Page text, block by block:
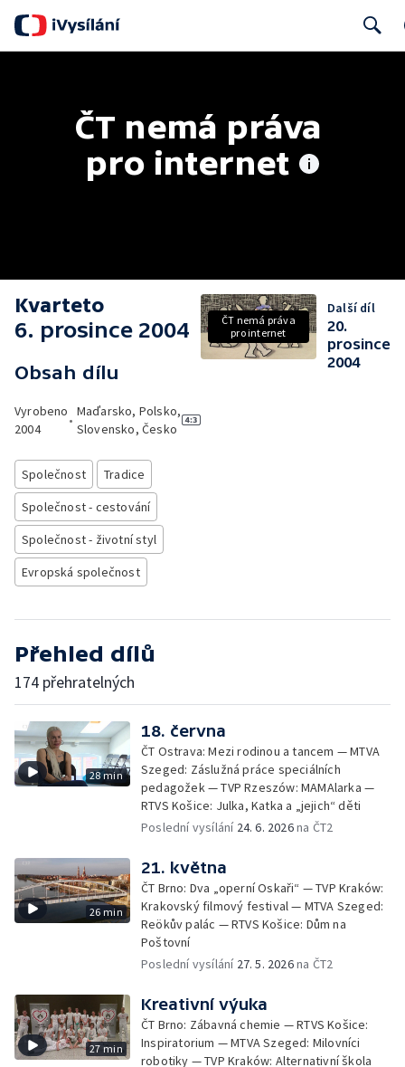
ČT nemá práva
pro internet
Kvarteto
6. prosince 2004
Obsah dílu
Vyrobeno
2004
•
Maďarsko, Polsko,
Slovensko, Česko
Společnost
Tradice
Společnost - cestování
Společnost - životní styl
Evropská společnost
ČT nemá práva
pro internet
Další díl
20.
prosince
2004
Přehled dílů
174 přehratelných
28 min
18. června
ČT Ostrava: Mezi rodinou a tancem — MTVA
Szeged: Záslužná práce speciálních
pedagožek — TVP Rzeszów: MAMAlarka —
RTVS Košice: Julka, Katka a „jejich“ děti
Poslední vysílání 24. 6. 2026na ČT2
26 min
21. května
ČT Brno: Dva „operní Oskaři“ — TVP Kraków:
Krakovský filmový festival — MTVA Szeged:
Reökův palác — RTVS Košice: Dům na
Poštovní
Poslední vysílání 27. 5. 2026na ČT2
27 min
Kreativní výuka
ČT Brno: Zábavná chemie — RTVS Košice:
Inspiratorium — MTVA Szeged: Milovníci
robotiky — TVP Kraków: Alternativní škola